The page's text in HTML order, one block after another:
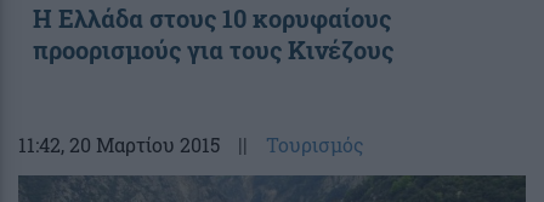
Η Ελλάδα στους 10 κορυφαίους
προορισμούς για τους Κινέζους
11:42, 20 Μαρτίου 2015 || Τουρισμός